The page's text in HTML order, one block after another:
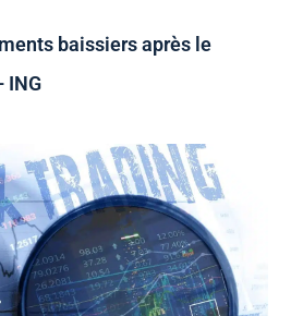
baissiers après le
ING